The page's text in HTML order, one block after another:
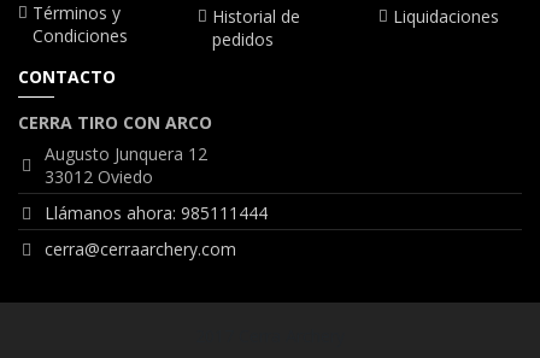
Términos y
Condiciones
Historial de
pedidos
Liquidaciones
CONTACTO
CERRA TIRO CON ARCO
Augusto Junquera 12
33012 Oviedo
Llámanos ahora: 985111444
cerra@cerraarchery.com